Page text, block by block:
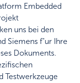
Embedded
uns bei den
Siemens f"ur Ihre
Dokuments.
Testwerkzeuge